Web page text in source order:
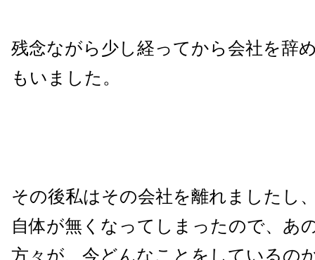
残念ながら少し経ってから会社を辞
もいました。
その後私はその会社を離れましたし
自体が無くなってしまったので、あ
方々が、今どんなことをしているの